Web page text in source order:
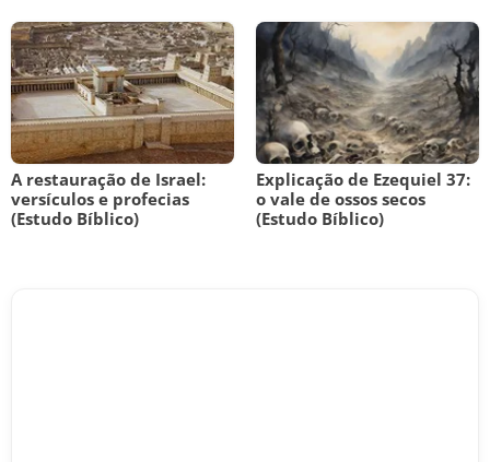
A restauração de Israel:
versículos e profecias
(Estudo Bíblico)
Explicação de Ezequiel 37:
o vale de ossos secos
(Estudo Bíblico)